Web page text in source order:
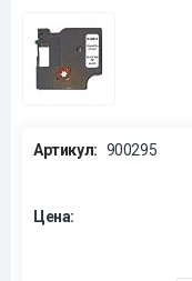
Артикул: 900295
Цена: